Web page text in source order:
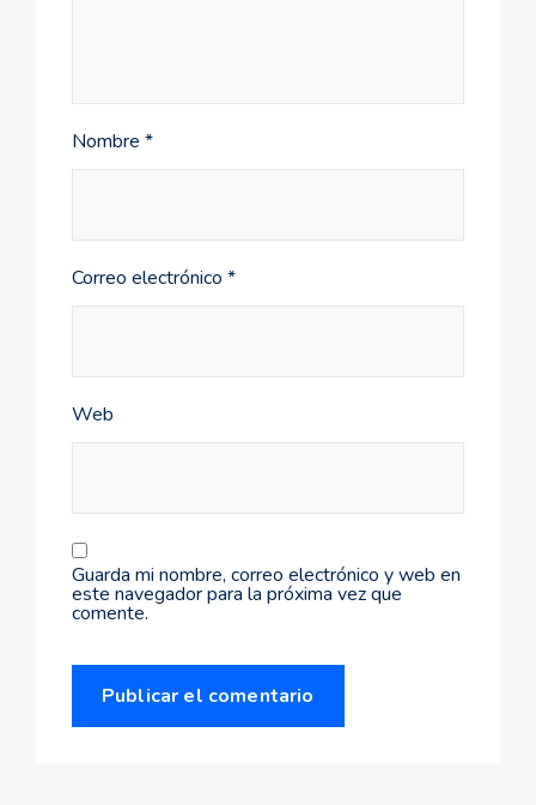
Nombre *
Correo electrónico *
Web
Guarda mi nombre, correo electrónico y web en
este navegador para la próxima vez que
comente.